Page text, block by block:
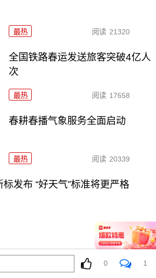
最热 阅读 21320
全国铁路春运发送旅客突破4亿人
次
最热 阅读 17658
春耕春播气象服务全面启动
最热 阅读 20339
发布 “好天气”标准将更严格
阅读 25782
0 1